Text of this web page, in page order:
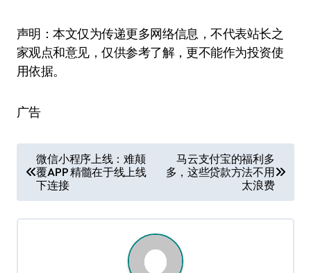
声明：本文仅为传递更多网络信息，不代表站长之
家观点和意见，仅供参考了解，更不能作为投资使
用依据。
广告
章
导
航
微信小程序上线：难颠
覆APP 精髓在于线上线
下连接
马云支付宝的福利多
多，这些贷款方法不用
太浪费